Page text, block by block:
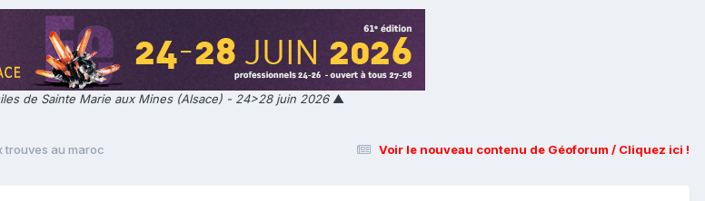
de Sainte Marie aux Mines (Alsace) - 24>28 juin 2026▲
Voir le nouveau contenu de Géoforum / Cliquez ici !
trouves au maroc